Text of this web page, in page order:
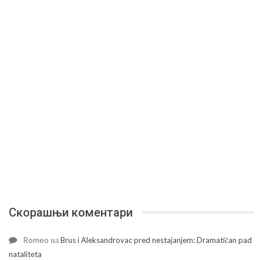
Скорашњи коментари
Romeo наBrus i Aleksandrovac pred nestajanjem: Dramatičan pad
nataliteta